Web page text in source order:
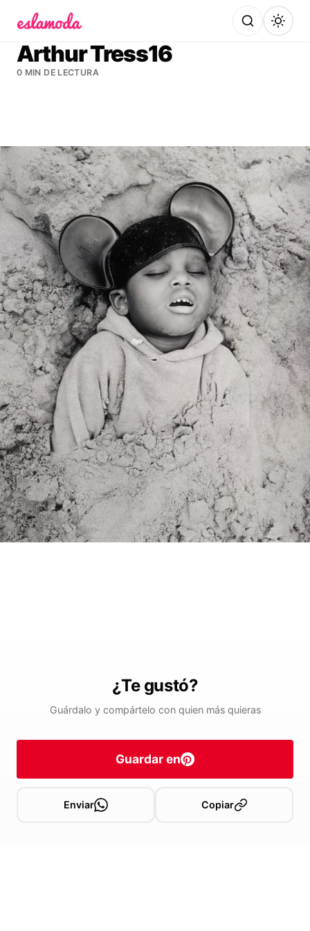
Arthur Tress16
0 MIN DE LECTURA
¿Te gustó?
Guárdalo y compártelo con quien más quieras
Guardar en
Enviar Copiar